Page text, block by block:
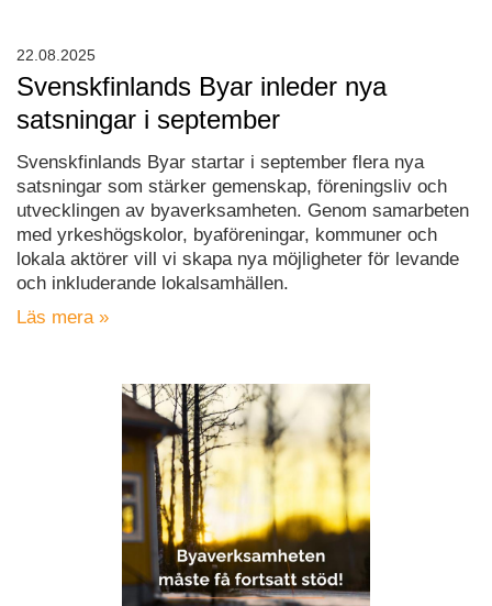
Svenskfinlands Byar inleder nya
satsningar i september
Svenskfinlands Byar startar i september flera nya
satsningar som stärker gemenskap, föreningsliv och
utvecklingen av byaverksamheten. Genom samarbeten
med yrkeshögskolor, byaföreningar, kommuner och
lokala aktörer vill vi skapa nya möjligheter för levande
och inkluderande lokalsamhällen.
Läs mera »
22.08.2025